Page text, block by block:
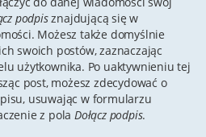
podpisznajdującą się w
Możesz także domyślnie
swoich postów, zaznaczając
użytkownika. Po uaktywnieniu tej
post, możesz zdecydować o
usuwając w formularzu
z polaDołącz podpis.